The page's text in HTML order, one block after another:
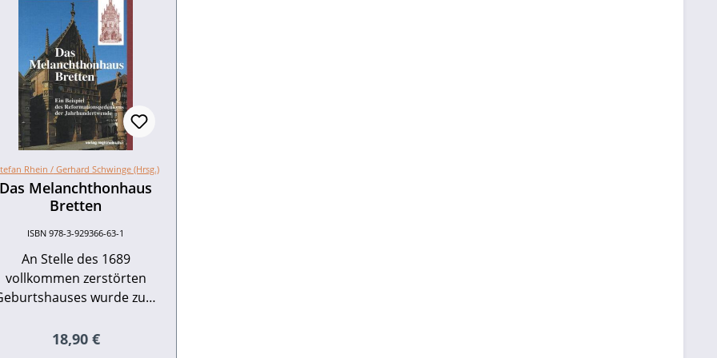
Rhein /Gerhard Schwinge (Hrsg.)
Das Melanchthonhaus
Bretten
ISBN 978-3-929366-63-1
An Stelle des 1689
vollkommen zerstörten
wurde zum
Melanchthons im Jahr 1897
Regulärer Preis:
18,90 €